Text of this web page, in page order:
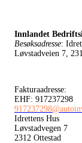
Innlandet
Besøksadresse:
Løvstadveien 7,
Fakturaadresse:
EHF: 917237298
Idrettens Hus
Løvstadvegen 7
2312 Ottestad